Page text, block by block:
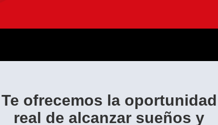
Te ofrecemos la oportunidad
real de alcanzar sueños y